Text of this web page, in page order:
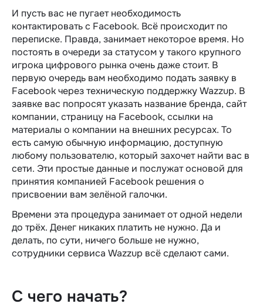
И пусть вас не пугает необходимость
контактировать с Facebook. Всё происходит по
переписке. Правда, занимает некоторое время. Но
постоять в очереди за статусом у такого крупного
игрока цифрового рынка очень даже стоит. В
первую очередь вам необходимо подать заявку в
Facebook через техническую поддержку Wazzup. В
заявке вас попросят указать название бренда, сайт
компании, страницу на Facebook, ссылки на
материалы о компании на внешних ресурсах. То
есть самую обычную информацию, доступную
любому пользователю, который захочет найти вас в
сети. Эти простые данные и послужат основой для
принятия компанией Facebook решения о
присвоении вам зелёной галочки.
Времени эта процедура занимает от одной недели
до трёх. Денег никаких платить не нужно. Да и
делать, по сути, ничего больше не нужно,
сотрудники сервиса Wazzup всё сделают сами.
С чего начать?